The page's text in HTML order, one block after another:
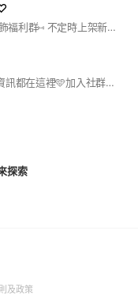
𓂃꙳ ⋆加入前請打上IG帳號 愛筑服飾福利群⑅ 不定時上架新品、特價、開團⋯商品 #寵粉專區社群 #省荷包又能美麗 ·͜· ‘’ #新品搶先看 #廠商隨時飛廣州平價連線 ⊹꙳ Instagram 🔍 aizhu.clothes ⊹꙳ Facebook 🔍愛筑服飾
BLUE最新消息、開團通知、補貨資訊都在這裡🩵加入社群記得先看公告喔！ 官網www.blue20.tw
探索
及政策(Open